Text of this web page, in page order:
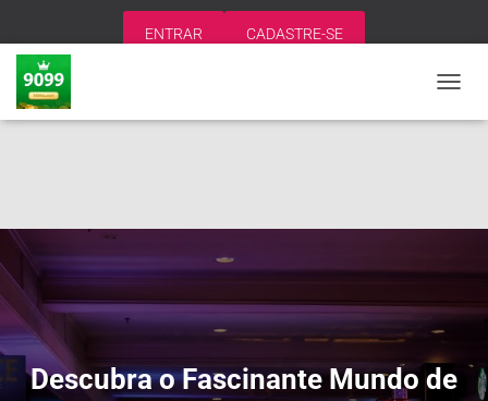
ENTRAR CADASTRE-SE
L
V
A
Ç
Descubra o Fascinante Mundo de